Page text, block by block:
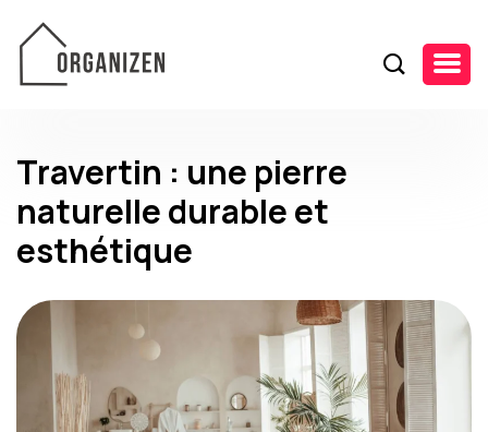
Travertin : une pierre
naturelle durable et
esthétique